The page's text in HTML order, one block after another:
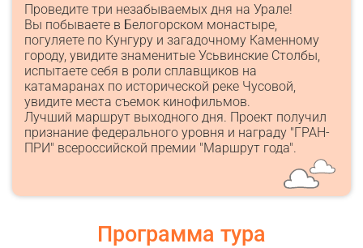
Проведите три незабываемых дня на Урале!
Вы побываете в Белогорском монастыре,
погуляете по Кунгуру и загадочному Каменному
городу, увидите знаменитые Усьвинские Столбы,
испытаете себя в роли сплавщиков на
катамаранах по исторической реке Чусовой,
увидите места съемок кинофильмов.
Лучший маршрут выходного дня. Проект получил
признание федерального уровня и награду "ГРАН-
ПРИ" всероссийской премии "Маршрут года".
Программа тура